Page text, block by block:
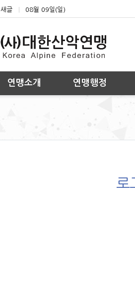
새글 08월 09일(일)
연맹소개 연맹행정
로